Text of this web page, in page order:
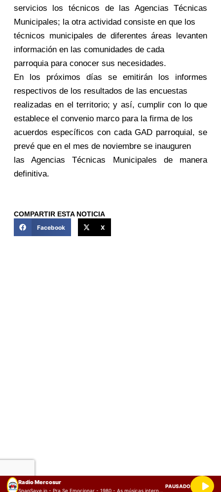
servicios los técnicos de las Agencias Técnicas
Municipales; la otra actividad consiste en que los
técnicos municipales de diferentes áreas levanten
información en las comunidades de cada
parroquia para conocer sus necesidades.
En los próximos días se emitirán los informes
respectivos de los resultados de las encuestas
realizadas en el territorio; y así, cumplir con lo que
establece el convenio marco para la firma de los
acuerdos específicos con cada GAD parroquial, se
prevé que en el mes de noviembre se inauguren
las Agencias Técnicas Municipales de manera
definitiva.
COMPARTIR ESTA NOTICIA
Facebook X
Radio Mercosur
SnapSave.io - Pra Se Emocionar - 1980 - As músicas internacionais tocadas nas rádios do Brasil (128 kbps)
PAUSADO